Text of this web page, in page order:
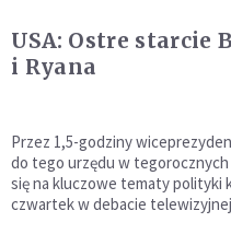
USA: Ostre starcie
i Ryana
Przez 1,5-godziny
do tego urzędu w tegorocznych
się na kluczowe tematy polityki
czwartek w debacie